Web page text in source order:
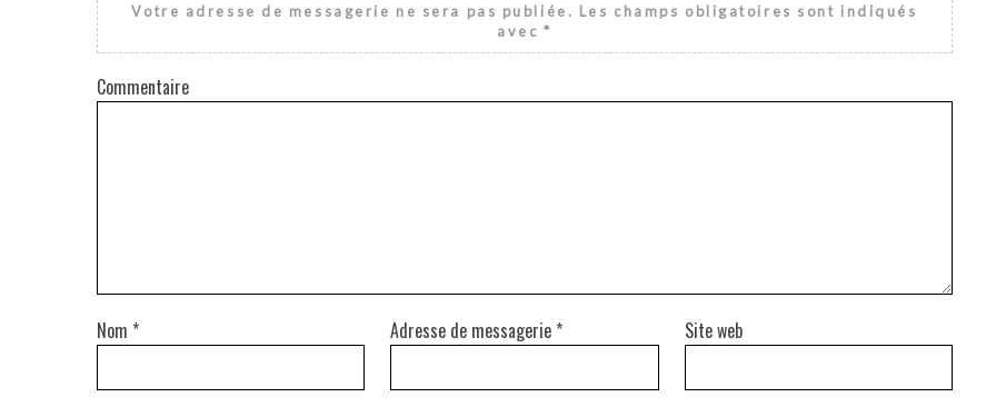
Votre adresse de messagerie ne sera pas publiée. Les champs obligatoires sont indiqués
avec*
Commentaire
Nom * Adresse de messagerie * Site web